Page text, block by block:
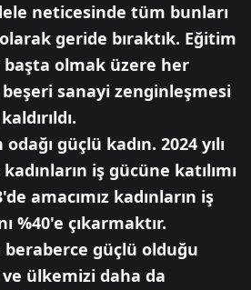
neticesinde tüm bunları
geride bıraktık. Eğitim
başta olmak üzere her
sanayi zenginleşmesi
odağı güçlü kadın. 2024 yılı
iş gücüne katılımı
amacımız kadınların iş
%40'e çıkarmaktır.
beraberce güçlü olduğu
ülkemizi daha da